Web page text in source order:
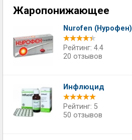
Жаропонижающее
Nurofen (Нурофен)
Рейтинг: 4.4
20 отзывов
Инфлюцид
Рейтинг: 5
50 отзывов